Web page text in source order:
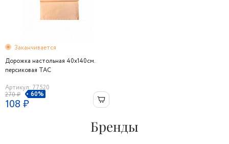
Заканчивается
Дорожка настольная 40x140см.
персиковая TAC
Артикул: 77520
270 ₽
60%
108 ₽
Бренды